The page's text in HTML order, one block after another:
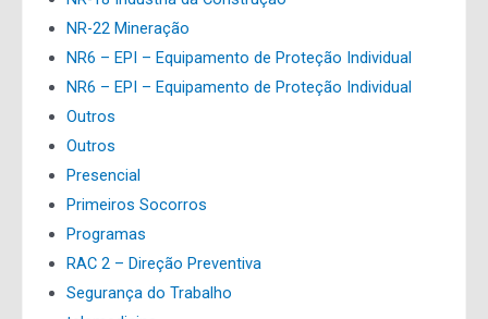
NR-22 Mineração
NR6 – EPI – Equipamento de Proteção Individual
NR6 – EPI – Equipamento de Proteção Individual
Outros
Outros
Presencial
Primeiros Socorros
Programas
RAC 2 – Direção Preventiva
Segurança do Trabalho